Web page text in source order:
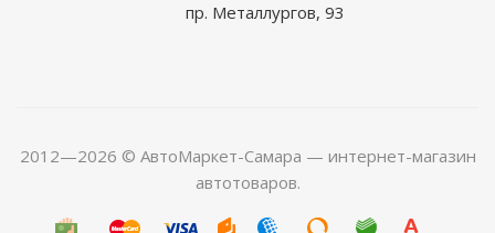
пр. Металлургов, 93
2012—2026 © АвтоМаркет-Самара — интернет-магазин
автотоваров.